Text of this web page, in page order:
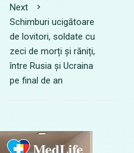
Next
Schimburi ucigătoare
de lovitori, soldate cu
zeci de morți și răniți,
între Rusia și Ucraina
pe final de an